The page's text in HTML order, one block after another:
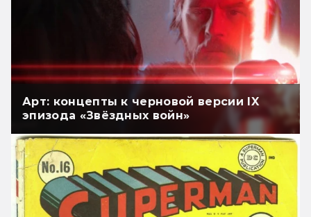
Арт: концепты к черновой версии IX
эпизода «Звёздных войн»